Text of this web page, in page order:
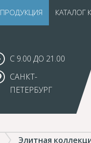
ПРОДУКЦИЯ КАТАЛОГ
С 9.00 ДО 21.00
САНКТ-
ПЕТЕРБУРГ
Элитная